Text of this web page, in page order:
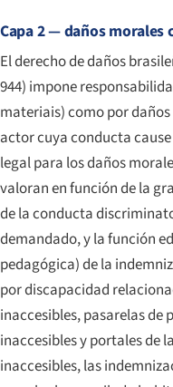
Capa 2 — daños
El derecho de daños
944) impone
materiais) como por
actor cuya conducta
legal para los daños
valoran en función de la
de la conducta
demandado, y la función
pedagógica) de la
por discapacidad
inaccesibles, pasarelas
inaccesibles y portales de
inaccesibles, las